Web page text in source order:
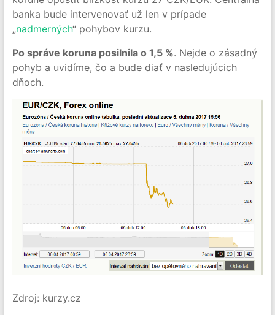
banka bude intervenovať už len v prípade
„nadmerných“ pohybov kurzu.
Po správe koruna posilnila o 1,5 %. Nejde o zásadný
pohyb a uvidíme, čo a bude diať v nasledujúcich
dňoch.
Zdroj: kurzy.cz